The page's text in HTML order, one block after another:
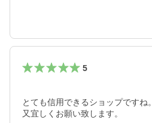
5
とても信用できるショップですね。
又宜しくお願い致します。